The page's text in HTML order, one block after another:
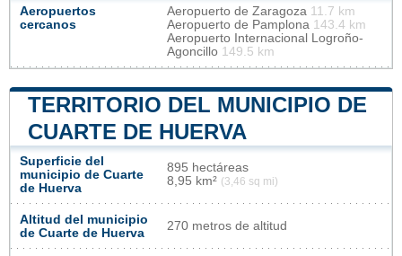
Aeropuertos
cercanos
Aeropuerto de Zaragoza 11.7 km
Aeropuerto de Pamplona 143.4 km
Aeropuerto Internacional Logroño-
Agoncillo 149.5 km
TERRITORIO DEL MUNICIPIO DE
CUARTE DE HUERVA
Superficie del
municipio de Cuarte
de Huerva
895 hectáreas
8,95 km² (3,46 sq mi)
Altitud del municipio
de Cuarte de Huerva
270 metros de altitud